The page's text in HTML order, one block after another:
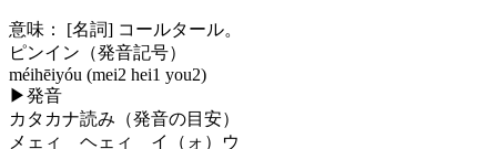
意味：
[名詞] コールタール。
ピンイン（発音記号）
méihēiyóu (mei2 hei1 you2)
▶発音
カタカナ読み（発音の目安）
メェィ ヘェィ イ（ォ）ウ